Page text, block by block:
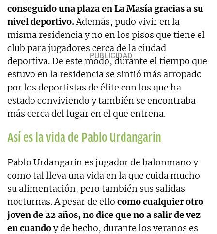
conseguido una plaza en La Masía gracias a su
nivel deportivo.Además, pudo vivir en la
misma residencia y no en los pisos que tiene el
club para jugadores cerca de la ciudad
deportiva. De este modo, durante el tiempo que
estuvo en la residencia se sintió más arropado
por los deportistas de élite con los que ha
estado conviviendo y también se encontraba
más cerca del lugar en el que entrena.
Así es la vida de Pablo Urdangarin
Pablo Urdangarin es jugador de balonmano y
como tal lleva una vida en la que cuida mucho
su alimentación, pero también sus salidas
nocturnas. A pesar de ello como cualquier otro
joven de 22 años, no dice que no a salir de vez
en cuandoy de hecho, durante los veranos es